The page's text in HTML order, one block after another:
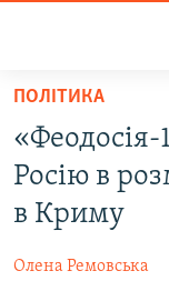
Перейти
основного
матеріалу
Перейти
до
основної
ВОДА.КРИМ
ВІДЕО ТА ФОТО
БЛОГИ
ПОЛІТИКА
«Феодосія-
Росію в
в Криму
Олена Ремовська